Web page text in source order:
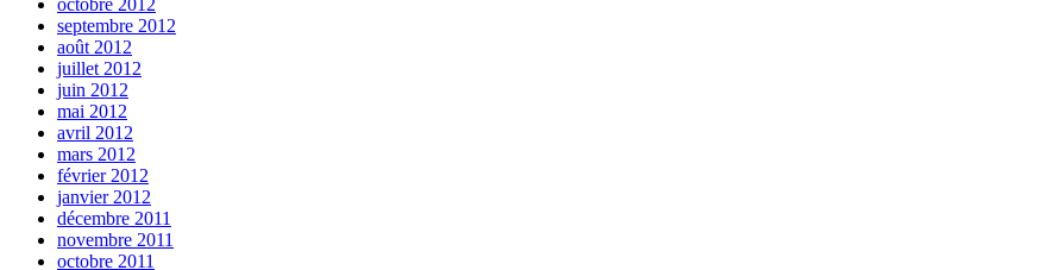
septembre 2012
août 2012
juillet 2012
juin 2012
mai 2012
avril 2012
mars 2012
février 2012
janvier 2012
décembre 2011
novembre 2011
octobre 2011